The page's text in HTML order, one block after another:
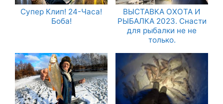
Супер Клип! 24-Часа!
Боба!
ВЫСТАВКА ОХОТА И
РЫБАЛКА 2023. Снасти
для рыбалки не не
только.